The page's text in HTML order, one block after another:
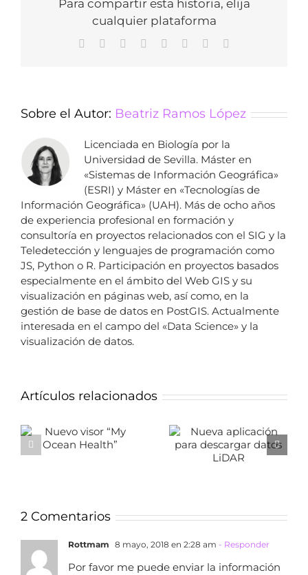
Para compartir esta historia, elija
cualquier plataforma
Facebook Reddit LinkedIn
TumblrPinterest
Sobre el Autor: Beatriz Ramos López
Licenciada en Biología por la
Universidad de Sevilla. Máster en
«Sistemas de Información Geográfica»
(ESRI) y Máster en «Tecnologías de
Información Geográfica» (UAH). Más de ocho años
de experiencia profesional en formación y
consultoría en proyectos relacionados con el SIG y la
Teledetección y lenguajes de programación como
JS, Python o R. Participación en proyectos basados
especialmente en el ámbito del Web GIS y su
visualización en páginas web, así como, en la
gestión de base de datos en PostGIS. Actualmente
interesada en el campo del «Data Science» y la
visualización de datos.
Artículos relacionados
Nueva
aplicación para
Fuentes de
datos LiDAR de
2 Comentarios
Rottmam 8 mayo, 2018 en 2:28 am - Responder
Por favor me puede enviar la información